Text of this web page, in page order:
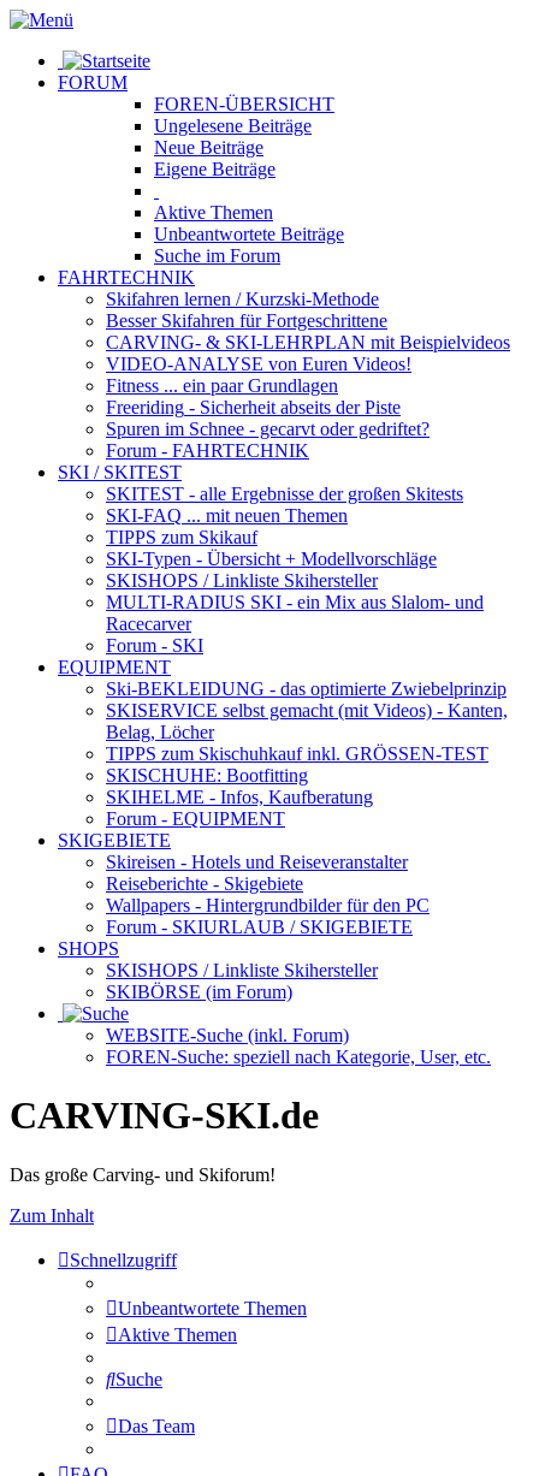
FORUM
FOREN-ÜBERSICHT
Ungelesene Beiträge
Neue Beiträge
Eigene Beiträge
Aktive Themen
Unbeantwortete Beiträge
Suche im Forum
FAHRTECHNIK
Skifahren lernen / Kurzski-Methode
Besser Skifahren für Fortgeschrittene
CARVING- & SKI-LEHRPLAN mit Beispielvideos
VIDEO-ANALYSE von Euren Videos!
Fitness ... ein paar Grundlagen
Freeriding - Sicherheit abseits der Piste
Spuren im Schnee - gecarvt oder gedriftet?
Forum - FAHRTECHNIK
SKI / SKITEST
SKITEST - alle Ergebnisse der großen Skitests
SKI-FAQ ... mit neuen Themen
TIPPS zum Skikauf
SKI-Typen - Übersicht + Modellvorschläge
SKISHOPS / Linkliste Skihersteller
MULTI-RADIUS SKI - ein Mix aus Slalom- und
Racecarver
Forum - SKI
EQUIPMENT
Ski-BEKLEIDUNG - das optimierte Zwiebelprinzip
SKISERVICE selbst gemacht (mit Videos) - Kanten,
Belag, Löcher
TIPPS zum Skischuhkaufinkl. GRÖSSEN-TEST
SKISCHUHE: Bootfitting
SKIHELME - Infos, Kaufberatung
Forum - EQUIPMENT
SKIGEBIETE
Skireisen - Hotels und Reiseveranstalter
Reiseberichte - Skigebiete
Wallpapers - Hintergrundbilder für den PC
Forum - SKIURLAUB / SKIGEBIETE
SHOPS
SKISHOPS / Linkliste Skihersteller
SKIBÖRSE (im Forum)
WEBSITE-Suche (inkl. Forum)
FOREN-Suche: speziell nach Kategorie, User, etc.
CARVING-SKI.de
Das große Carving- und Skiforum!
Zum Inhalt
Schnellzugriff
Unbeantwortete Themen
Aktive Themen
Suche
Das Team